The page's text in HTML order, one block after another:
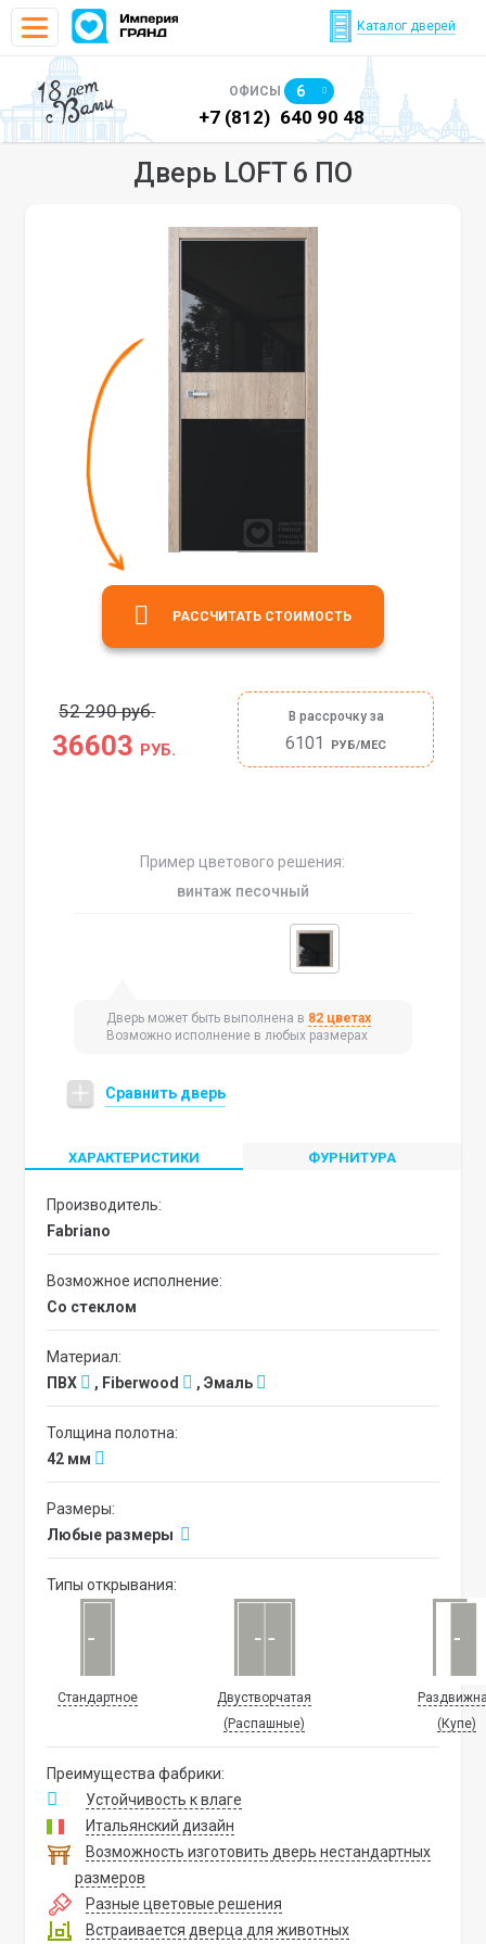
Каталог дверей
18 лет
с Вами ОФИСЫ 6
640 90 48 +7 (812) 640 90 48
Дверь LOFT 6 ПО
52 290 руб.
36603 РУБ.
В рассрочку за
6101 РУБ/МЕС
РАССЧИТАТЬ СТОИМОСТЬ
Пример цветового решения:
винтаж песочный
Дверь может быть выполнена в 82 цветах
Возможно исполнение в любых размерах
Сравнить дверь
ХАРАКТЕРИСТИКИ ФУРНИТУРА
Производитель:
Fabriano
Возможное исполнение:
со стеклом
Материал:
ПВХ
, Fiberwood , Эмаль
Толщина полотна:
42 мм
Размеры:
Любые размеры
Типы открывания:
Стандартное
Двустворчатая
(Распашные)
(Купе)
Преимущества фабрики:
Устойчивость к влаге
Итальянский дизайн
Возможность изготовить дверь нестандартных
размеров
Разные цветовые решения
Встраивается дверца для животных